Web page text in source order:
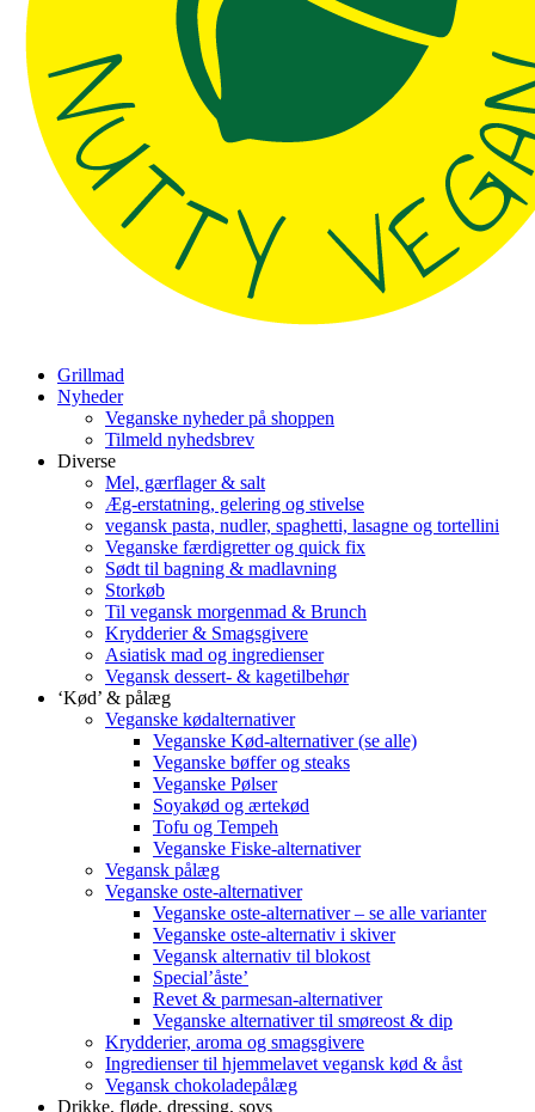
Grillmad
Nyheder
Veganske nyheder på shoppen
Tilmeld nyhedsbrev
Diverse
Mel, gærflager & salt
Æg-erstatning, gelering og stivelse
vegansk pasta, nudler, spaghetti, lasagne og tortellini
Veganske færdigretter og quick fix
Sødt til bagning & madlavning
Storkøb
Til vegansk morgenmad & Brunch
Krydderier & Smagsgivere
Asiatisk mad og ingredienser
Vegansk dessert- & kagetilbehør
‘Kød’ & pålæg
Veganske kødalternativer
Veganske Kød-alternativer (se alle)
Veganske bøffer og steaks
Veganske Pølser
Soyakød og ærtekød
Tofu og Tempeh
Veganske Fiske-alternativer
Vegansk pålæg
Veganske oste-alternativer
Veganske oste-alternativer – se alle varianter
Veganske oste-alternativ i skiver
Vegansk alternativ til blokost
Special’åste’
Revet & parmesan-alternativer
Veganske alternativer til smøreost & dip
Krydderier, aroma og smagsgivere
Ingredienser til hjemmelavet vegansk kød & åst
Vegansk chokoladepålæg
Drikke, fløde, dressing, sovs